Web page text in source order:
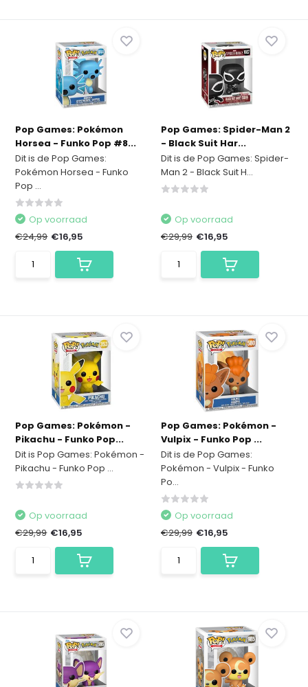
Pop Games: Pokémon
Horsea - Funko Pop #8...
Dit is de Pop Games:
Pokémon Horsea - Funko
Pop ...
Op voorraad
€24,99 €16,95
Pop Games: Spider-Man 2
- Black Suit Har...
Dit is de Pop Games: Spider-
Man 2 - Black Suit H...
Op voorraad
€29,99 €16,95
Pop Games: Pokémon -
Pikachu - Funko Pop...
Dit is Pop Games: Pokémon -
Pikachu - Funko Pop ...
Op voorraad
€29,99 €16,95
Pop Games: Pokémon -
Vulpix - Funko Pop ...
Dit is de Pop Games:
Pokémon - Vulpix - Funko
Po...
Op voorraad
€29,99 €16,95